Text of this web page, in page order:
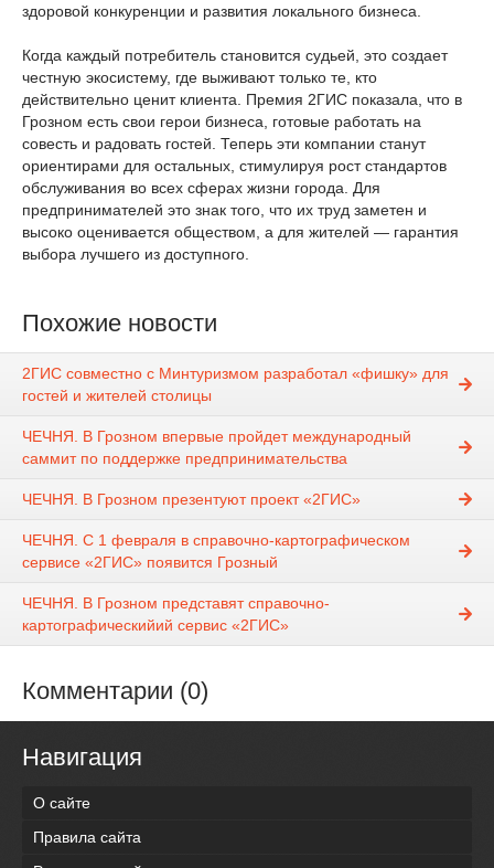
здоровой конкуренции и развития локального бизнеса.
Когда каждый потребитель становится судьей, это создает
честную экосистему, где выживают только те, кто
действительно ценит клиента. Премия 2ГИС показала, что в
Грозном есть свои герои бизнеса, готовые работать на
совесть и радовать гостей. Теперь эти компании станут
ориентирами для остальных, стимулируя рост стандартов
обслуживания во всех сферах жизни города. Для
предпринимателей это знак того, что их труд заметен и
высоко оценивается обществом, а для жителей — гарантия
выбора лучшего из доступного.
Похожие новости
2ГИС совместно с Минтуризмом разработал «фишку» для
гостей и жителей столицы
ЧЕЧНЯ. В Грозном впервые пройдет международный
саммит по поддержке предпринимательства
ЧЕЧНЯ. В Грозном презентуют проект «2ГИС»
ЧЕЧНЯ. С 1 февраля в справочно-картографическом
сервисе «2ГИС» появится Грозный
ЧЕЧНЯ. В Грозном представят справочно-
картографическийий сервис «2ГИС»
Комментарии (0)
Навигация
О сайте
Правила сайта